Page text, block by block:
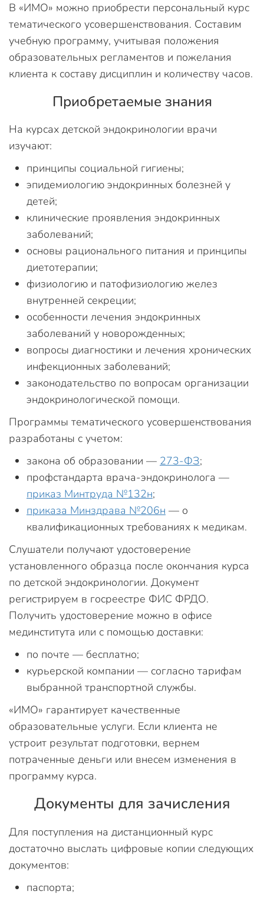
В «ИМО» можно приобрести персональный курс
тематического усовершенствования. Составим
учебную программу, учитывая положения
образовательных регламентов и пожелания
клиента к составу дисциплин и количеству часов.
Приобретаемые знания
На курсах детской эндокринологии врачи
изучают:
принципы социальной гигиены;
эпидемиологию эндокринных болезней у
детей;
клинические проявления эндокринных
заболеваний;
основы рационального питания и принципы
диетотерапии;
физиологию и патофизиологию желез
внутренней секреции;
особенности лечения эндокринных
заболеваний у новорожденных;
вопросы диагностики и лечения хронических
инфекционных заболеваний;
законодательство по вопросам организации
эндокринологической помощи.
Программы тематического усовершенствования
разработаны с учетом:
закона об образовании — 273-ФЗ;
профстандарта врача-эндокринолога —
приказ Минтруда №132н;
приказа Минздрава №206н — о
квалификационных требованиях к медикам.
Слушатели получают удостоверение
установленного образца после окончания курса
по детской эндокринологии. Документ
регистрируем в госреестре ФИС ФРДО.
Получить удостоверение можно в офисе
мединститута или с помощью доставки:
по почте — бесплатно;
курьерской компании — согласно тарифам
выбранной транспортной службы.
«ИМО» гарантирует качественные
образовательные услуги. Если клиента не
устроит результат подготовки, вернем
потраченные деньги или внесем изменения в
программу курса.
Документы для зачисления
Для поступления на дистанционный курс
достаточно выслать цифровые копии следующих
документов:
паспорта;